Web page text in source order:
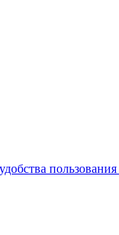
пользования